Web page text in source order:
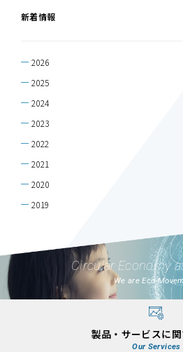
新着情報
2026
2025
2024
2023
2022
2021
2020
2019
Circular Economy
We are Eco-
製品・サービスに
Our Services